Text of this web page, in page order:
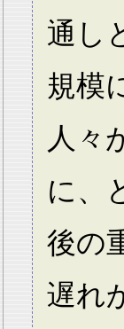
通し
規模
人々
に、
後の
遅れ